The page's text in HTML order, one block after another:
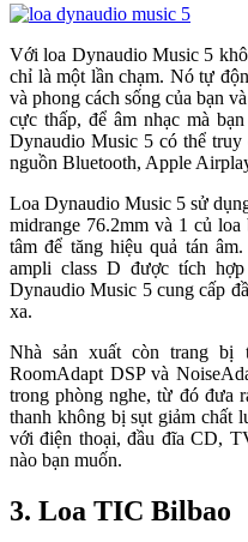
Với loa Dynaudio Music 5
chỉ là một lần chạm. Nó tự
và phong cách sống của bạn
cực thấp, để âm nhạc mà
Dynaudio Music 5 có thể
nguồn Bluetooth, Apple
Loa Dynaudio Music 5 sử
midrange 76.2mm và 1 củ
tâm để tăng hiệu quả tán
ampli class D được tích
Dynaudio Music 5 cung cấp
xa.
Nhà sản xuất còn trang bị
RoomAdapt DSP và
trong phòng nghe, từ đó đưa
thanh không bị sụt giảm chất
với điện thoại, đầu đĩa CD,
nào bạn muốn.
3. Loa TIC Bilbao